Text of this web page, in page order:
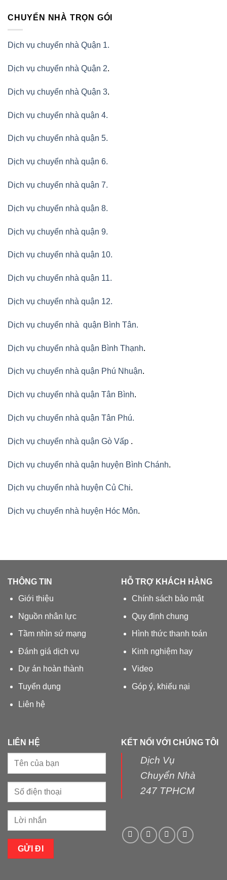
CHUYỂN NHÀ TRỌN GÓI
Dịch vụ chuyển nhà Quận 1.
Dịch vụ chuyển nhà Quận 2.
Dịch vụ chuyển nhà Quận 3.
Dịch vụ chuyển nhà quận 4.
Dịch vụ chuyển nhà quận 5.
Dịch vụ chuyển nhà quận 6.
Dịch vụ chuyển nhà quận 7.
Dịch vụ chuyển nhà quận 8.
Dịch vụ chuyển nhà quận 9.
Dịch vụ chuyển nhà quận 10.
Dịch vụ chuyển nhà quận 11.
Dịch vụ chuyển nhà quận 12.
Dịch vụ chuyển nhà quận Bình Tân.
Dịch vụ chuyển nhà quận Bình Thạnh.
Dịch vụ chuyển nhà quận Phú Nhuận.
Dịch vụ chuyển nhà quận Tân Bình.
Dịch vụ chuyển nhà quận Tân Phú.
Dịch vụ chuyển nhà quận Gò Vấp .
Dịch vụ chuyển nhà quận huyện Bình Chánh.
Dịch vụ chuyển nhà huyện Củ Chi.
Dịch vụ chuyển nhà huyện Hóc Môn.
THÔNG TIN
Giới thiệu
Nguồn nhân lực
Tầm nhìn sứ mạng
Đánh giá dịch vụ
Dự án hoàn thành
Tuyển dụng
Liên hệ
HỖ TRỢ KHÁCH HÀNG
Chính sách bảo mật
Quy định chung
Hình thức thanh toán
Kinh nghiệm hay
Video
Góp ý, khiếu nại
LIÊN HỆ KẾT NỐI VỚI CHÚNG TÔI
Dịch Vụ
Chuyển Nhà
247 TPHCM